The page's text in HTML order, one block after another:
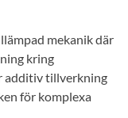
mekanik där
kring
additiv tillverkning
för komplexa